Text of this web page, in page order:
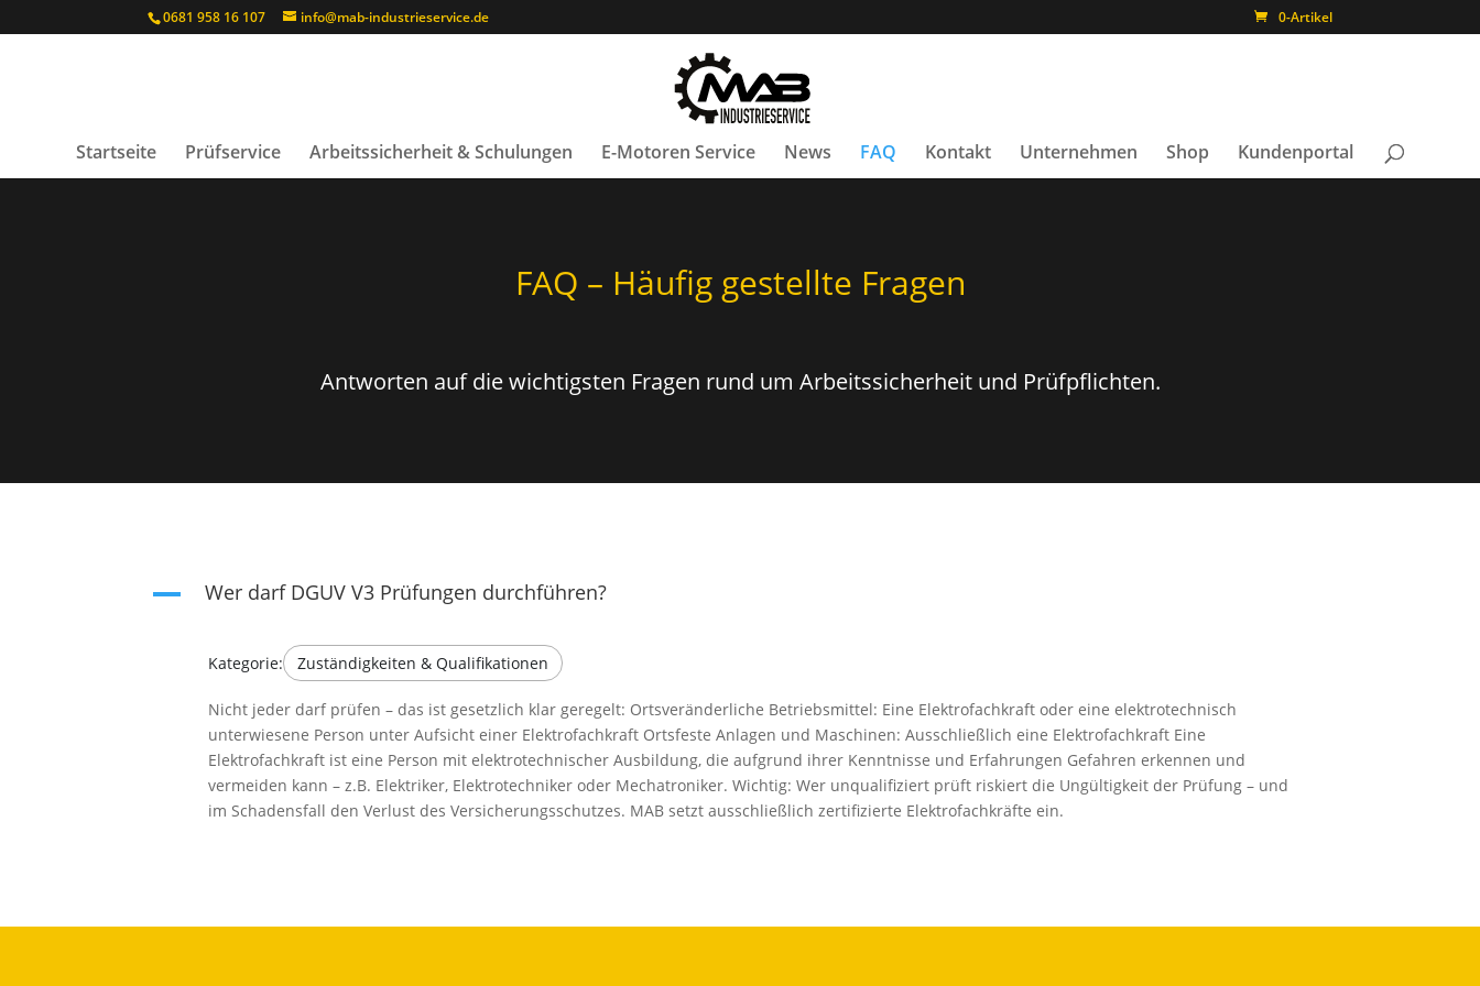
0681 958 16 107 info@mab-industrieservice.de 0-Artikel
Startseite Prüfservice Arbeitssicherheit & Schulungen E-Motoren Service News FAQ Kontakt Unternehmen Shop Kundenportal
FAQ – Häufig gestellte Fragen
Antworten auf die wichtigsten Fragen rund um Arbeitssicherheit und Prüfpflichten.
A Wer darf DGUV V3 Prüfungen durchführen?
Kategorie: Zuständigkeiten & Qualifikationen
Nicht jeder darf prüfen – das ist gesetzlich klar geregelt: Ortsveränderliche Betriebsmittel: Eine Elektrofachkraft oder eine elektrotechnisch
unterwiesene Person unter Aufsicht einer Elektrofachkraft Ortsfeste Anlagen und Maschinen: Ausschließlich eine Elektrofachkraft Eine
Elektrofachkraft ist eine Person mit elektrotechnischer Ausbildung, die aufgrund ihrer Kenntnisse und Erfahrungen Gefahren erkennen und
vermeiden kann – z.B. Elektriker, Elektrotechniker oder Mechatroniker. Wichtig: Wer unqualifiziert prüft riskiert die Ungültigkeit der Prüfung – und
im Schadensfall den Verlust des Versicherungsschutzes. MAB setzt ausschließlich zertifizierte Elektrofachkräfte ein.